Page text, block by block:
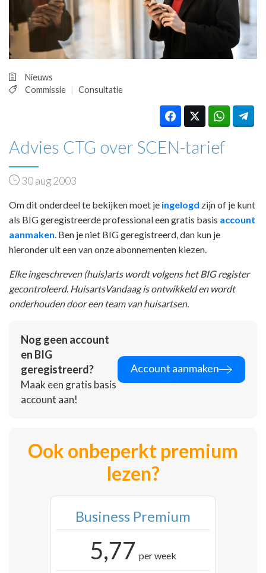
PRAKTIJKZAKEN
TARIEVEN
VPHUISARTSEN
INLOGGEN
Nieuws
Commissie
Consultatie
Advies CTG over SCEN-tarief
30 aug 2003
Om dit onderdeel te bekijken moet je ingelogd zijn of je kunt
als BIG geregistreerde professional een gratis basis account
aanmaken . Ben je niet BIG geregistreerd, dan kun je
hieronder uit een van onze abonnementen kiezen.
Elke ingeschreven (huis)arts wordt volgens het BIG register
gecontroleerd. HuisartsVandaag is ontwikkeld en wordt
onderhouden door een team van huisartsen.
Nog geen account
en BIG
geregistreerd?
Maak een gratis basis
account aan!
Account aanmaken
Ook onbeperkt premium
lezen?
Business Premium
5,77 per week